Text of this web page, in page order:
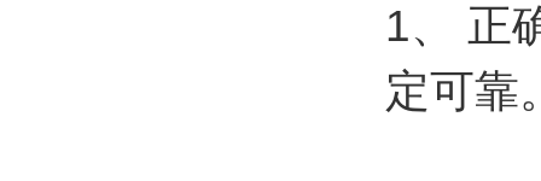
1、 正
定可靠